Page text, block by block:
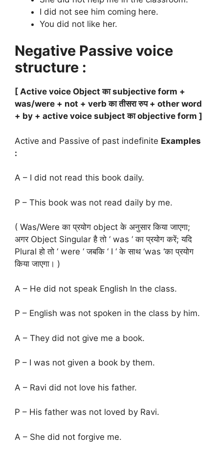
I did not see him coming here.
You did not like her.
Negative Passive voice
structure :
[ Active voice Object का subjective form +
was/were + not + verb का तीसरा रुप + other word
+ by + active voice subject का objective form ]
Active and Passive of past indefinite Examples
:
A – I did not read this book daily.
P – This book was not read daily by me.
( Was/Were का प्रयोग object के अनुसार किया जाएगा;
अगर Object Singular है तो ‘ was ‘ का प्रयोग करें; यदि
Plural हो तो ‘ were ‘ जबकि ‘ I ‘ के साथ ‘was ‘का प्रयोग
किया जाएगा। )
A – He did not speak English In the class.
P – English was not spoken in the class by him.
A – They did not give me a book.
P – I was not given a book by them.
A – Ravi did not love his father.
P – His father was not loved by Ravi.
A – She did not forgive me.